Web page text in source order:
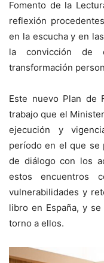
Fomento de la
reflexión
en la escucha y en
la convicción
transformación
Este nuevo Plan de
trabajo que el
ejecución y
período en el que se
de diálogo con los
estos encuentros
vulnerabilidades y
libro en España, y
torno a ellos.